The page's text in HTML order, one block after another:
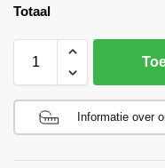
Totaal
Informatie over